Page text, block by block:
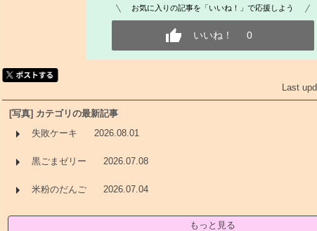
お気に入りの記事を「いいね！」で応援しよう
いいね！ 0
Last
[写真] カテゴリの最新記事
失敗ケーキ
2026.08.01
黒ごまゼリー 2026.07.08
米粉のだんご 2026.07.04
もっと見る